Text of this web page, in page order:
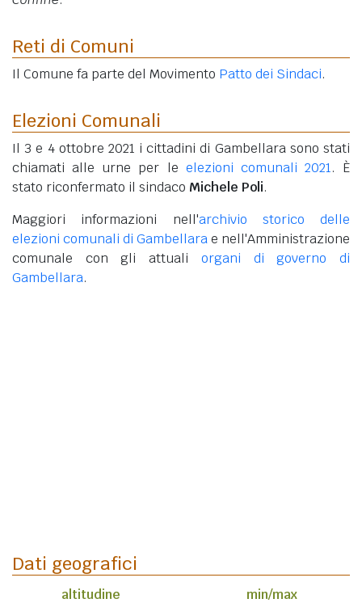
Reti di Comuni
Il Comune fa parte del Movimento Patto dei Sindaci.
Elezioni Comunali
Il 3 e 4 ottobre 2021 i cittadini di Gambellara sono stati
chiamati alle urne per le elezioni comunali 2021. È
stato riconfermato il sindaco Michele Poli.
Maggiori informazioni nell'archivio storico delle
elezioni comunali di Gambellarae nell'Amministrazione
comunale con gli attuali organi di governo di
Gambellara.
Dati geografici
altitudine min/max